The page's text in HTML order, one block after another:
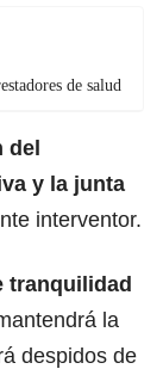
de salud
del
y la junta
interventor.
tranquilidad
la
despidos de